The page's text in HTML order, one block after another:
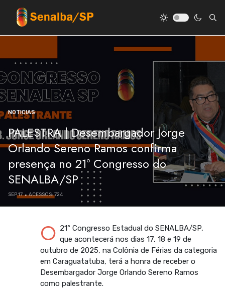
NOTICIAS
PALESTRA | Desembargador Jorge
Orlando Sereno Ramos confirma
presença no 21º Congresso do
SENALBA/SP
SEP 17 ACESSOS: 724
O 21º Congresso Estadual do SENALBA/SP,
que acontecerá nos dias 17, 18 e 19 de
outubro de 2025, na Colônia de Férias da categoria
em Caraguatatuba, terá a honra de receber o
Desembargador Jorge Orlando Sereno Ramos
como palestrante.